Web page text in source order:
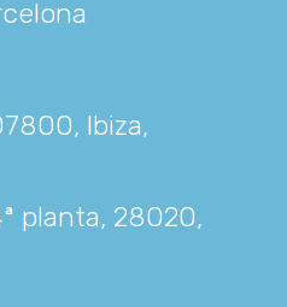
Ibiza,
planta, 28020,